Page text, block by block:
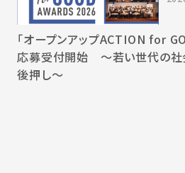
「オープンアップACTION for
応募受付開始 〜若い世代の社
後押し〜